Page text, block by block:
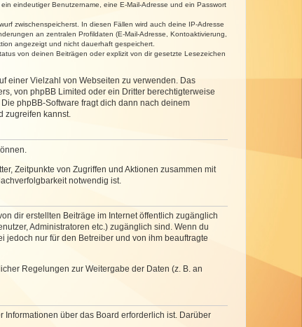
eindeutiger Benutzername, eine E-Mail-Adresse und ein Passwort
zwischenspeicherst. In diesen Fällen wird auch deine IP-Adresse
an zentralen Profildaten (E-Mail-Adresse, Kontoaktivierung,
angezeigt und nicht dauerhaft gespeichert.
von deinen Beiträgen oder explizit von dir gesetzte Lesezeichen
einer Vielzahl von Webseiten zu verwenden. Das
von phpBB Limited oder ein Dritter berechtigterweise
phpBB-Software fragt dich dann nach deinem
zugreifen kannst.
Zeitpunkte von Zugriffen und Aktionen zusammen mit
notwendig ist.
dir erstellten Beiträge im Internet öffentlich zugänglich
Administratoren etc.) zugänglich sind. Wenn du
jedoch nur für den Betreiber und von ihm beauftragte
Regelungen zur Weitergabe der Daten (z. B. an
über das Board erforderlich ist. Darüber